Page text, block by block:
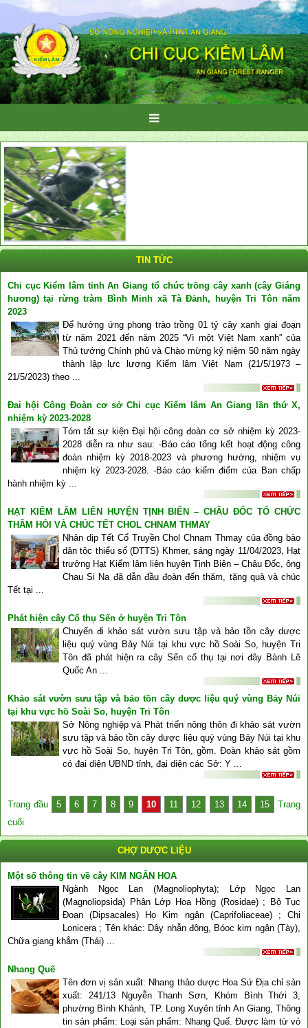
TIN TỨC
Chi cục Kiểm lâm tỉnh An Giang tổ chức trồng cây xanh (cây Giáng
hương) tại rừng tràm Bình Minh xã Tà Đảnh, huyện Tri Tôn năm
2023
Để hưởng ứng phong trào trồng 01 tỷ cây xanh giai đoạn
từ năm 2021 đến năm 2025 “Vì một Việt Nam xanh” của
Thủ tướng Chính phủ và Chào mừng kỷ niệm 50 năm ngày
thành lập lực lượng Kiểm lâm Việt Nam (21/5/1973 –
21/5/2023) theo ...
Đai hội Công Đoàn cơ sở Chi cục Kiểm lâm An Giang lần thứ X,
nhiệm kỳ 2023-2028
Tóm tắt sự kiện Đại hội công đoàn cơ sở nhiệm kỳ 2023-
2028 diễn ra như sau: -Báo cáo tổng kết hoạt động công
đoàn nhiệm kỳ 2018-2023 và phương hướng, nhiệm vụ
nhiệm kỳ 2023-2028. -Báo cáo kiểm điểm của Ban chấp
hành nhiệm kỳ ...
HẠT KIỂM LÂM LIÊN HUYỆN TỊNH BIÊN – CHÂU ĐỐC TỔ CHỨC
THĂM HỎI VÀ CHÚC TẾT CHOL CHNAM THMAY
Nhân dịp Tết Cổ Truyền Chol Chnam Thmay của đồng bào
dân tộc thiểu số (DTTS) Khmer, sáng ngày 11/04/2023, Hạt
trưởng Hạt Kiểm lâm liên huyện Tịnh Biên – Châu Đốc, ông
Chau Si Na đã dẫn đầu đoàn đến thăm, tặng quà và chúc
Tết tại ...
Phát hiện cây Cổ thụ Sến ở huyện Tri Tôn
Chuyến đi khảo sát vườn sưu tập và bảo tồn cây dược
liệu quý vùng Bảy Núi tại khu vực hồ Soài So, huyện Tri
Tôn đã phát hiện ra cây Sến cổ thụ tại nơi đây Bành Lê
Quốc An ...
Khảo sát vườn sưu tập và bảo tồn cây dược liệu quý vùng Bảy Núi
tại khu vực hồ Soài So, huyện Tri Tôn
Sở Nông nghiệp và Phát triển nông thôn đi khảo sát vườn
sưu tập và bảo tồn cây dược liệu quý vùng Bảy Núi tại khu
vực hồ Soài So, huyện Tri Tôn, gồm. Đoàn khảo sát gồm
có đại diện UBND tỉnh, đại diện các Sở: Y ...
Trang đầu 5 6 7 8 9 10 11 12 13 14 15
Trang
cuối
CHỢ DƯỢC LIỆU
Một số thông tin về cây KIM NGÂN HOA
Ngành Ngọc Lan (Magnoliophyta); Lớp Ngọc Lan
(Magnoliopsida) Phân Lớp Hoa Hồng (Rosidae) ; Bộ Tục
Đoạn (Dipsacales) Họ Kim ngân (Caprifoliaceae) ; Chi
Lonicera ; Tên khác: Dây nhẫn đông, Bóoc kim ngân (Tày),
Chữa giang khẳm (Thái) ...
Nhang Quế
Tên đơn vị sản xuất: Nhang thảo dược Hoa Sứ Địa chỉ sản
xuất: 241/13 Nguyễn Thanh Sơn, Khóm Bình Thới 3,
phường Bình Khánh, TP. Long Xuyên tỉnh An Giang, Thông
tin sản phẩm: Loại sản phẩm: Nhang Quế. Được làm từ vỏ